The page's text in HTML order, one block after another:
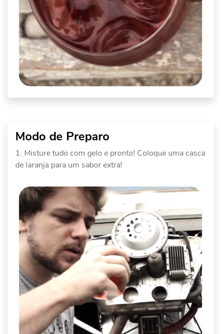
Modo de Preparo
Misture tudo com gelo e pronto! Coloque uma casca
de laranja para um sabor extra!